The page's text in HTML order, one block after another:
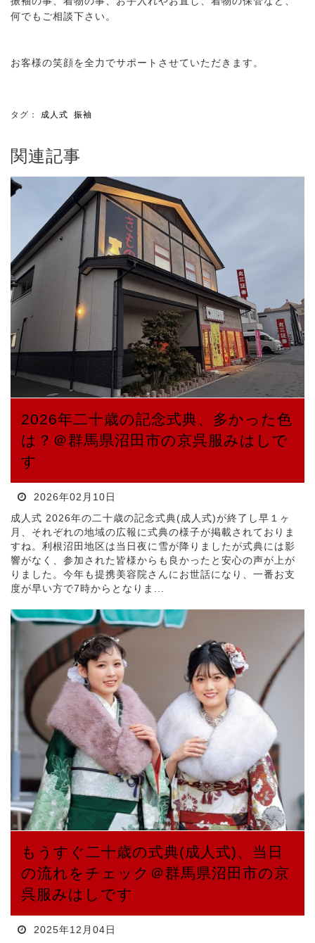
何でもご相談下さい。
お客様の笑顔を全力でサポートさせていただきます。
タグ： 成人式 振袖
関連記事
2026年二十歳の記念式典、多かった色
は？＠群馬県沼田市の京呉服みはしで
す
2026年02月10日
成人式 2026年の二十歳の記念式典(成人式)が終了し早１ヶ
月、それぞれの地域の広報に式典の様子が掲載されておりま
すね。利根沼田地区は当日夜に雪が降りましたが式典には影
響がなく、参加された皆様からも良かったと安心の声が上が
りました。今年も提携美容院さんにお世話になり、一番お支
度が早い方で7時からとなりま...
もうすぐ二十歳の式典(成人式)、当日
の流れをチェック＠群馬県沼田市の京
呉服みはしです
2025年12月04日